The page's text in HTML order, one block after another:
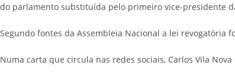
do parlamento substituída pelo primeiro vice-presidente
Segundo fontes da Assembleia Nacional a lei revogatória
Numa carta que circula nas redes sociais, Carlos Vila